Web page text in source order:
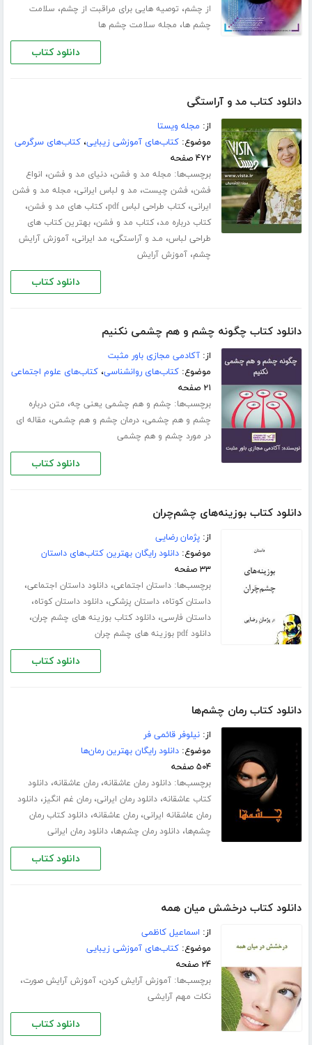
از چشم، توصیه هایی برای مراقبت از چشم، سلامت
چشم ها، مجله سلامت چشم ها
دانلود کتاب
دانلود کتاب مد و آراستگی
از: مجله ویستا
موضوع:کتاب‌های آموزشی زیبایی،کتاب‌های سرگرمی
۴۷۲ صفحه
برچسب‌ها: مجله مد و فشن،دنیای مد و فشن، انواع
فشن، فشن چیست، مد و لباس ایرانی، مجله مد و فشن
ایرانی،کتاب طراحی لباس pdf ،کتاب های مد و فشن،
کتاب درباره مد،کتاب مد و فشن،بهترین کتاب های
طراحی لباس، مـد و آراستگی، مد ایرانی،آموزش آرایش
چشم،آموزش آرایش
دانلود کتاب
دانلود کتاب چگونه چشم و هم چشمی نکنیم
از:آکادمی مجازی باور مثبت
موضوع:کتاب‌های روانشناسی،کتاب‌های علوم اجتماعی
۲۱ صفحه
برچسب‌ها: چشم و هم چشمی یعنی چه، متن درباره
چشم و هم چشمی،درمان چشم و هم چشمی، مقاله ای
در مورد چشم و هم چشمی
دانلود کتاب
دانلود کتاب بوزینه‌های چشم‌چران
از:پژمان رضایی
موضوع:دانلود رایگان بهترین کتاب‌های داستان
۳۳ صفحه
برچسب‌ها:داستان اجتماعی،دانلود داستان اجتماعی،
داستان کوتاه،داستان پزشکی،دانلود داستان کوتاه،
داستان فارسی،دانلود کتاب بوزینه های چشم چران،
دانلود pdf بوزینه های چشم چران
دانلود کتاب
دانلود کتاب رمان چشم‌ها
از:نیلوفر قائمی فر
موضوع:دانلود رایگان بهترین رمان‌ها
۵۰۴ صفحه
برچسب‌ها:دانلود رمان عاشقانه،رمان عاشقانه،دانلود
کتاب عاشقانه،دانلود رمان ایرانی،رمان غم انگیز،دانلود
رمان عاشقانه ایرانی،رمان عاشقانه،دانلود کتاب رمان
چشم‌ها،دانلود رمان چشم‌ها،دانلود رمان ایرانی
دانلود کتاب
دانلود کتاب درخشش میان همه
از: اسماعیل کاظمی
موضوع:کتاب‌های آموزشی زیبایی
۲۴ صفحه
برچسب‌ها:آموزش آرایش کردن،آموزش آرایش صورت،
نکات مهم آرایشی
دانلود کتاب